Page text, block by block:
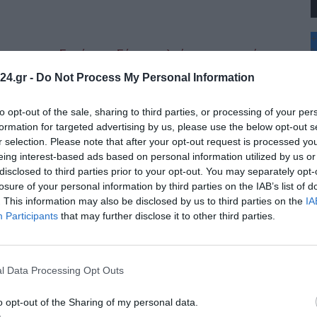
- Do Not Process My Personal Information
opt-out of the sale, sharing to third parties, or processing of your
for targeted advertising by us, please use the below opt-out
selection. Please note that after your opt-out request is processed
interest-based ads based on personal information utilized by us
to third parties prior to your opt-out. You may separately
of your personal information by third parties on the IAB’s list of
This information may also be disclosed by us to third parties on the
Participants that may further disclose it to other third parties.
Data Processing Opt Outs
opt-out of the Sharing of my personal data.
του Σωτήρος – Σήμερα η λιτάνευση της ιεράς
τη μεγάλη δεσποτική εορτή της Μεταμορφώσεως του
–Μεγάλη Γιορτή 6 Αυγούστου
Γιορτάζεται κάθε χρόνο στις 6 Αυγούστου, ημέρα των
φωτογραφικό αρχείο του Γιάννη Κυριακίδη
μεταφέρθηκε το ιστορικό φωτογραφικό αρχείο του Γιάννη
+
°